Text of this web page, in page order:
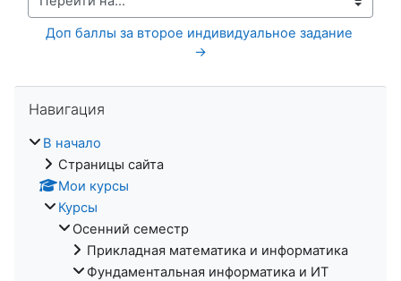
Перейти на...
Доп баллы за второе индивидуальное задание
→
Навигация
В начало
Страницы сайта
Мои курсы
Курсы
Осенний семестр
Прикладная математика и информатика
Фундаментальная информатика и ИТ